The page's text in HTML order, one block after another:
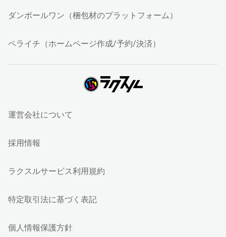
ダンボールワン（梱包材のプラットフォーム）
ペライチ（ホームページ作成/予約/決済）
運営会社について
採用情報
ラクスルサービス利用規約
特定取引法に基づく表記
個人情報保護方針